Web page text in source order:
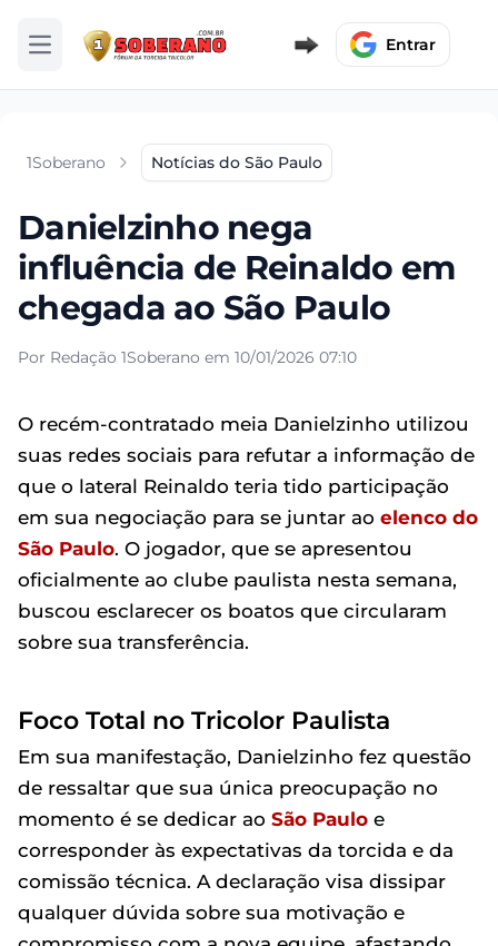
Abrir menu Entrar
1Soberano Notícias do São Paulo
Danielzinho nega
influência de Reinaldo em
chegada ao São Paulo
Por Redação 1Soberano em 10/01/2026 07:10
O recém-contratado meia Danielzinho utilizou
suas redes sociais para refutar a informação de
que o lateral Reinaldo teria tido participação
em sua negociação para se juntar ao elenco do
São Paulo. O jogador, que se apresentou
oficialmente ao clube paulista nesta semana,
buscou esclarecer os boatos que circularam
sobre sua transferência.
Foco Total no Tricolor Paulista
Em sua manifestação, Danielzinho fez questão
de ressaltar que sua única preocupação no
momento é se dedicar ao São Paulo e
corresponder às expectativas da torcida e da
comissão técnica. A declaração visa dissipar
qualquer dúvida sobre sua motivação e